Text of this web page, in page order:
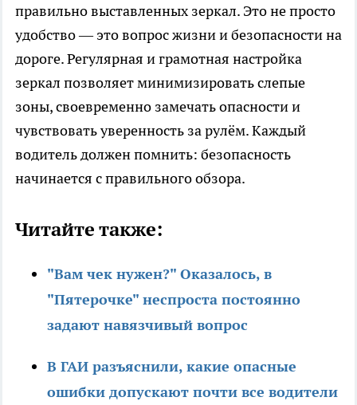
правильно выставленных зеркал. Это не просто
удобство — это вопрос жизни и безопасности на
дороге. Регулярная и грамотная настройка
зеркал позволяет минимизировать слепые
зоны, своевременно замечать опасности и
чувствовать уверенность за рулём. Каждый
водитель должен помнить: безопасность
начинается с правильного обзора.
Читайте также:
"Вам чек нужен?" Оказалось, в
"Пятерочке" неспроста постоянно
задают навязчивый вопрос
В ГАИ разъяснили, какие опасные
ошибки допускают почти все водители